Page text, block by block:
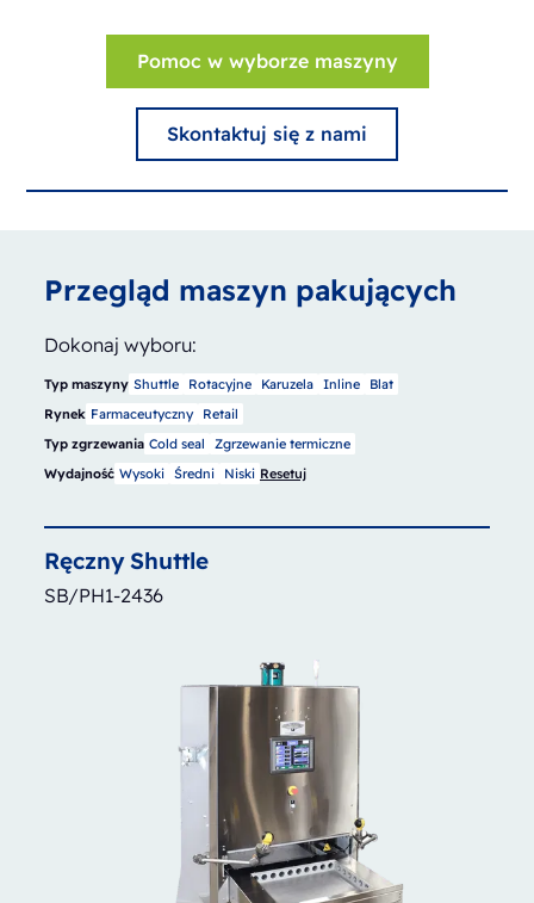
Pomoc w wyborze maszyny
Skontaktuj się z nami
Przegląd maszyn pakujących
Dokonaj wyboru:
Typ maszyny Shuttle Rotacyjne Karuzela Inline
Blat
Rynek Farmaceutyczny
Retail
Typ zgrzewania Cold seal
Zgrzewanie termiczne
Wydajność Wysoki Średni Niski Resetuj
RęcznyShuttle
SB/PH1-2436